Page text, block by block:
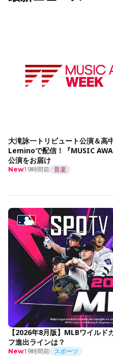
大滝詠一トリビュート公演＆高
Leminoで配信！『MUSIC
公演をお届け
New19時間前 音楽
【2026年8月版】MLBワイル
フ進出ラインは？
New19時間前 スポーツ